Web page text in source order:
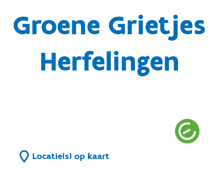
Groene Grietjes
Herfelingen
Locatie(s) op kaart